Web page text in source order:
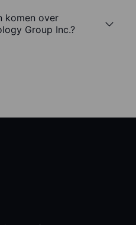
komen over
Group Inc.?